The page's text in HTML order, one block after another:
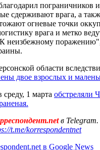
пограничников
сдерживают врага, а
огневые точки
врага и метко
неизбежному
области
двое взрослых и
1 марта обстреляли
в
t.me/korrespondentnet
в Google News